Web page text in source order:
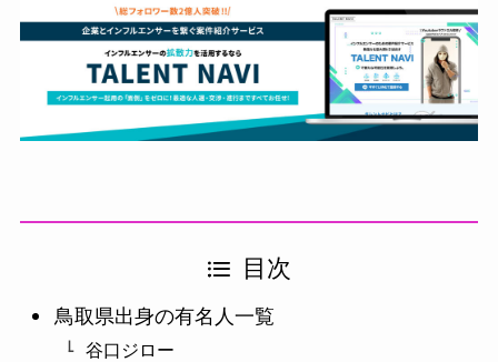
目次
鳥取県出身の有名人一覧
谷口ジロー